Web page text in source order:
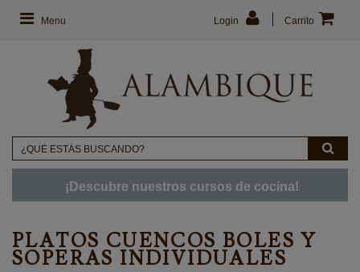
Menu Carrito
Login
¡Descubre nuestros cursos de cocina!
PLATOS CUENCOS BOLES Y
SOPERAS INDIVIDUALES